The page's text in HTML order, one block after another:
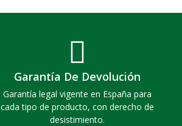
Garantía De Devolución
Garantía legal vigente en España para
cada tipo de producto, con derecho de
desistimiento.